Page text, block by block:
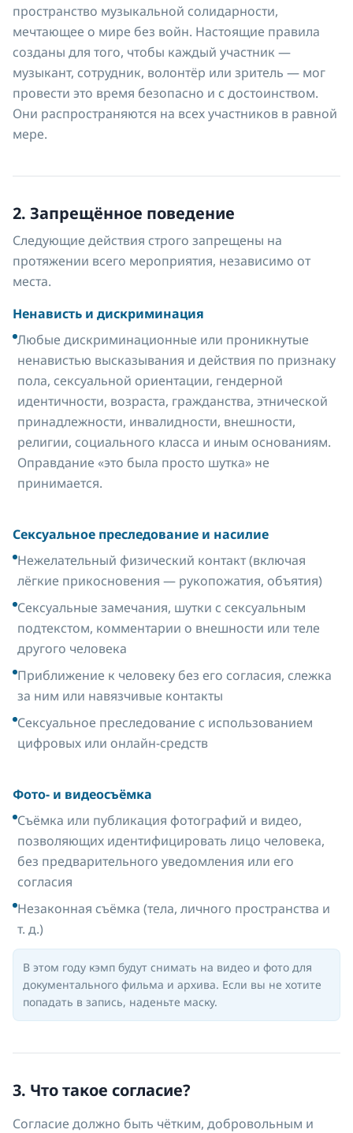
пространство музыкальной солидарности,
мечтающее о мире без войн. Настоящие правила
созданы для того, чтобы каждый участник —
музыкант, сотрудник, волонтёр или зритель — мог
провести это время безопасно и с достоинством.
Они распространяются на всех участников в равной
мере.
2. Запрещённое поведение
Следующие действия строго запрещены на
протяжении всего мероприятия, независимо от
места.
Ненависть и дискриминация
Любые дискриминационные или проникнутые
ненавистью высказывания и действия по признаку
пола, сексуальной ориентации, гендерной
идентичности, возраста, гражданства, этнической
принадлежности, инвалидности, внешности,
религии, социального класса и иным основаниям.
Оправдание «это была просто шутка» не
принимается.
Сексуальное преследование и насилие
Нежелательный физический контакт (включая
лёгкие прикосновения — рукопожатия, объятия)
Сексуальные замечания, шутки с сексуальным
подтекстом, комментарии о внешности или теле
другого человека
Приближение к человеку без его согласия, слежка
за ним или навязчивые контакты
Сексуальное преследование с использованием
цифровых или онлайн-средств
Фото- и видеосъёмка
Съёмка или публикация фотографий и видео,
позволяющих идентифицировать лицо человека,
без предварительного уведомления или его
согласия
Незаконная съёмка (тела, личного пространства и
т. д.)
В этом году кэмп будут снимать на видео и фото для
документального фильма и архива. Если вы не хотите
попадать в запись, наденьте маску.
3. Что такое согласие?
Согласие должно быть чётким, добровольным и